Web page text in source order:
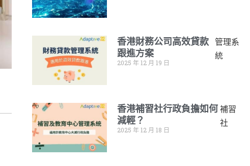
香港財務公司高效貸款
跟進方案
2025 年 12 月 19 日
管理系
統
香港補習社行政負擔如何
減輕？
2025 年 12 月 18 日
補習
社